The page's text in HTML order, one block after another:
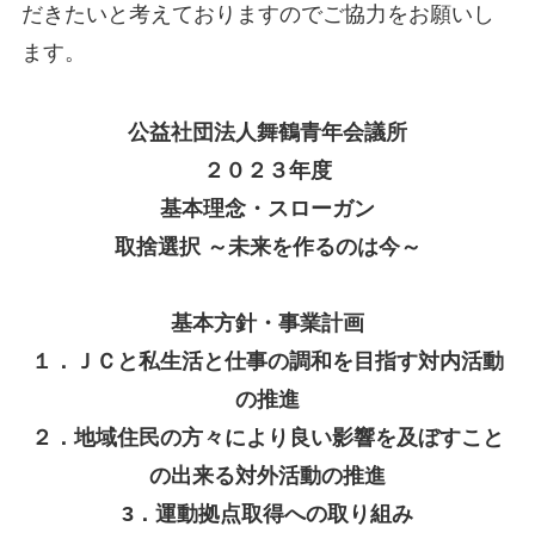
だきたいと考えておりますのでご協力をお願いし
ます。
公益社団法人舞鶴青年会議所
２０２３年度
基本理念・スローガン
取捨選択 ～未来を作るのは今～
基本方針・事業計画
１．ＪＣと私生活と仕事の調和を目指す対内活動
の推進
２．地域住民の方々により良い影響を及ぼすこと
の出来る対外活動の推進
3．運動拠点取得への取り組み